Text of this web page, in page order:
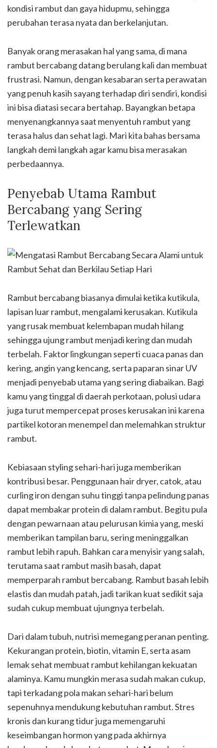
kondisi rambut dan gaya hidupmu, sehingga
perubahan terasa nyata dan berkelanjutan.
Banyak orang merasakan hal yang sama, di mana
rambut bercabang datang berulang kali dan membuat
frustrasi. Namun, dengan kesabaran serta perawatan
yang penuh kasih sayang terhadap diri sendiri, kondisi
ini bisa diatasi secara bertahap. Bayangkan betapa
menyenangkannya saat menyentuh rambut yang
terasa halus dan sehat lagi. Mari kita bahas bersama
langkah demi langkah agar kamu bisa merasakan
perbedaannya.
Penyebab Utama Rambut
Bercabang yang Sering
Terlewatkan
Rambut bercabang biasanya dimulai ketika kutikula,
lapisan luar rambut, mengalami kerusakan. Kutikula
yang rusak membuat kelembapan mudah hilang
sehingga ujung rambut menjadi kering dan mudah
terbelah. Faktor lingkungan seperti cuaca panas dan
kering, angin yang kencang, serta paparan sinar UV
menjadi penyebab utama yang sering diabaikan. Bagi
kamu yang tinggal di daerah perkotaan, polusi udara
juga turut mempercepat proses kerusakan ini karena
partikel kotoran menempel dan melemahkan struktur
rambut.
Kebiasaan styling sehari-hari juga memberikan
kontribusi besar. Penggunaan hair dryer, catok, atau
curling iron dengan suhu tinggi tanpa pelindung panas
dapat membakar protein di dalam rambut. Begitu pula
dengan pewarnaan atau pelurusan kimia yang, meski
memberikan tampilan baru, sering meninggalkan
rambut lebih rapuh. Bahkan cara menyisir yang salah,
terutama saat rambut masih basah, dapat
memperparah rambut bercabang. Rambut basah lebih
elastis dan mudah patah, jadi tarikan kuat sedikit saja
sudah cukup membuat ujungnya terbelah.
Dari dalam tubuh, nutrisi memegang peranan penting.
Kekurangan protein, biotin, vitamin E, serta asam
lemak sehat membuat rambut kehilangan kekuatan
alaminya. Kamu mungkin merasa sudah makan cukup,
tapi terkadang pola makan sehari-hari belum
sepenuhnya mendukung kebutuhan rambut. Stres
kronis dan kurang tidur juga memengaruhi
keseimbangan hormon yang pada akhirnya